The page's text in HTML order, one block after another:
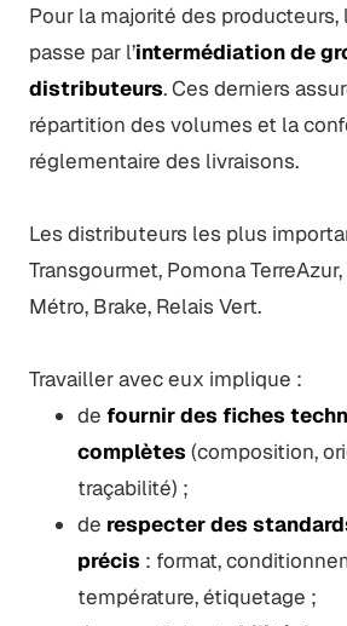
Pour la majorité des producteurs,
passe par l’intermédiation de
distributeurs. Ces derniers
répartition des volumes et la
réglementaire des livraisons.
Les distributeurs les plus
Transgourmet, Pomona TerreAzur,
Métro, Brake, Relais Vert.
Travailler avec eux implique :
de fournir des fiches
complètes (composition,
traçabilité) ;
de respecter des
précis : format,
température, étiquetage ;